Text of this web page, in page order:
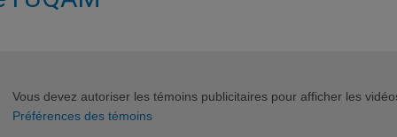
Vous devez autoriser les témoins publicitaires pour afficher les
Préférences des témoins